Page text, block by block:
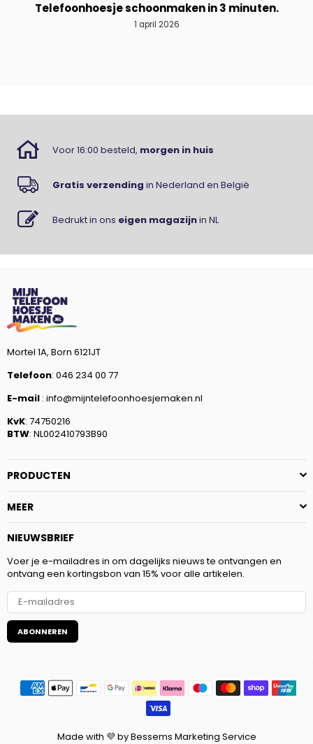
Telefoonhoesje schoonmaken in 3 minuten.
1 april 2026
Voor 16:00 besteld, morgen in huis
Gratis verzending in Nederland en België
Bedrukt in ons eigen magazijnin NL
Mortel 1A, Born 6121JT
Telefoon: 046 234 00 77
E-mail : info@mijntelefoonhoesjemaken.nl
KvK: 74750216
BTW: NL002410793B90
PRODUCTEN
MEER
NIEUWSBRIEF
Voer je e-mailadres in om dagelijks nieuws te ontvangen en
ontvang een kortingsbon van 15% voor alle artikelen.
ABONNEREN
Made with 💜 by Bessems Marketing Service